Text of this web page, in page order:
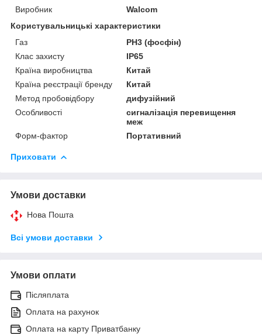
Виробник
Walcom
Користувальницькі характеристики
Газ
PH3 (фосфін)
Клас захисту
IP65
Країна виробництва
Китай
Країна реєстрації бренду
Китай
Метод пробовідбору
дифузійний
Особливості
сигналізація перевищення
меж
Форм-фактор
Портативний
Приховати
Умови доставки
Нова Пошта
Всі умови доставки
Умови оплати
Післяплата
Оплата на рахунок
Оплата на карту Приватбанку